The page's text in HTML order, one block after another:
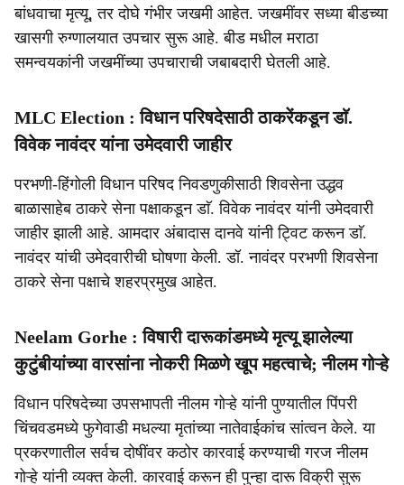
बांधवाचा मृत्यू, तर दोघे गंभीर जखमी आहेत. जखमींवर सध्या बीडच्या
खासगी रुग्णालयात उपचार सुरू आहे. बीड मधील मराठा
समन्वयकांनी जखमींच्या उपचाराची जबाबदारी घेतली आहे.
MLC Election : विधान परिषदेसाठी ठाकरेंकडून डाॅ.
विवेक नावंदर यांना उमेदवारी जाहीर
परभणी-हिंगोली विधान परिषद निवडणुकीसाठी शिवसेना उद्धव
बाळासाहेब ठाकरे सेना पक्षाकडून डाॅ. विवेक नावंदर यांनी उमेदवारी
जाहीर झाली आहे. आमदार अंबादास दानवे यांनी ट्विट करून डाॅ.
नावंदर यांची उमेदवारीची घोषणा केली. डॉ. नावंदर परभणी शिवसेना
ठाकरे सेना पक्षाचे शहरप्रमुख आहेत.
Neelam Gorhe : विषारी दारूकांडमध्ये मृत्यू झालेल्या
कुटुंबीयांच्या वारसांना नोकरी मिळणे खूप महत्वाचे; नीलम गोऱ्हे
विधान परिषदेच्या उपसभापती नीलम गोऱ्हे यांनी पुण्यातील पिंपरी
चिंचवडमध्ये फुगेवाडी मधल्या मृतांच्या नातेवाईकांच सांत्वन केले. या
प्रकरणातील सर्वच दोषींवर कठोर कारवाई करण्याची गरज नीलम
गोऱ्हे यांनी व्यक्त केली. कारवाई करून ही पुन्हा दारू विक्री सुरू